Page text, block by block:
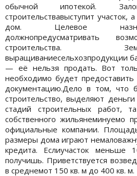
обычной ипотекой.
строительствавыступит
дом. Целевое
должнопредусматривать
выращиваниесельхозпродукции
— её нельзя продать. Вот
необходимо будет
документацию.Дело в том, что
строительство, выделяют
стадий строительных работ,
собственного жильянеминуемо
официальные компании.
размеры дома играют
кредита. Еслиучасток
получишь. Приветствуется
в среднемот 150 кв. м до 400 кв. м.